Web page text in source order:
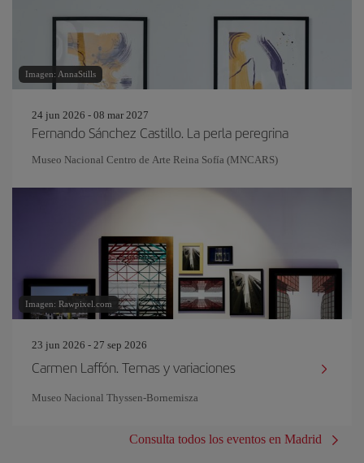
Imagen: AnnaStills
24 jun 2026 - 08 mar 2027
Fernando Sánchez Castillo. La perla peregrina
Museo Nacional Centro de Arte Reina Sofía (MNCARS)
Imagen: Rawpixel.com
23 jun 2026 - 27 sep 2026
Carmen Laffón. Temas y variaciones
Museo Nacional Thyssen-Bornemisza
Consulta todos los eventos en Madrid